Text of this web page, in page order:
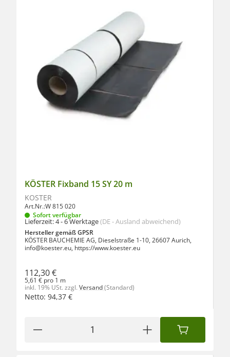
KÖSTER Fixband 15 SY 20 m
KÖSTER
Art.Nr.:W 815 020
Sofort verfügbar
Lieferzeit:4 - 6 Werktage(DE - Ausland abweichend)
Hersteller gemäß GPSR
KÖSTER BAUCHEMIE AG, Dieselstraße 1-10, 26607 Aurich,
info@koester.eu, https://www.koester.eu
112,30 €
5,61 € pro 1 m
inkl. 19% USt. zzgl. Versand(Standard)
Netto: 94,37 €
IN DEN